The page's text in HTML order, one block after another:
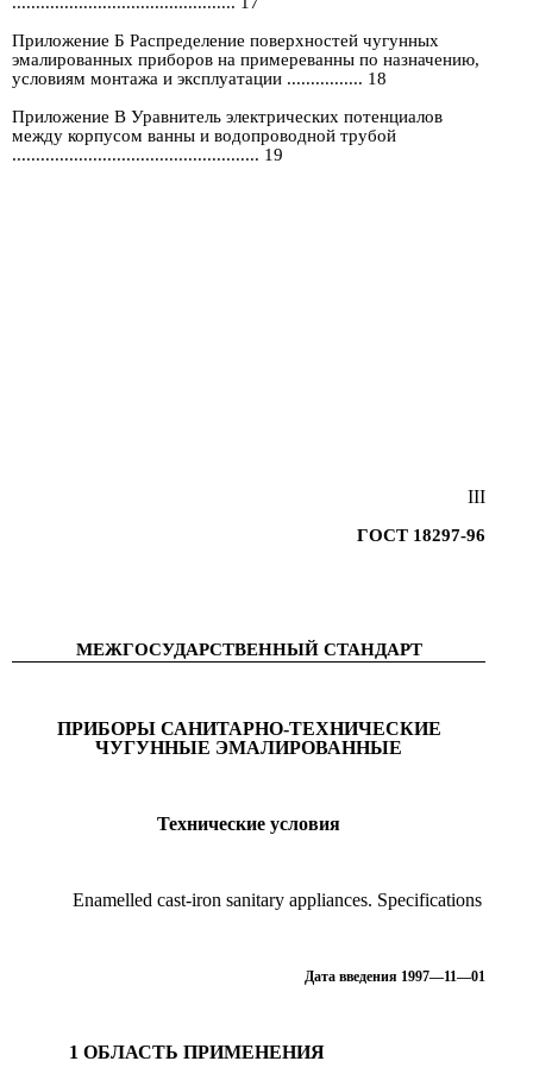
Приложение Б Распределение поверхностей чугунных
эмалированных приборов на примереванны по назначению,
условиям монтажа и эксплуатации ................ 18
Приложение В Уравнитель электрических потенциалов
между корпусом ванны и водопроводной трубой
.................................................... 19
III
ГОСТ 18297-96
МЕЖГОСУДАРСТВЕННЫЙ СТАНДАРТ
ПРИБОРЫ САНИТАРНО-ТЕХНИЧЕСКИЕ
ЧУГУННЫЕ ЭМАЛИРОВАННЫЕ
Технические условия
Enamelled cast-iron sanitary appliances. Specifications
Дата введения 1997—11—01
1 ОБЛАСТЬ ПРИМЕНЕНИЯ